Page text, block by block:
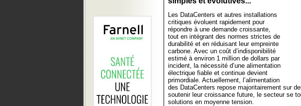
Les DataCenters et autres installations
critiques évoluent rapidement pour
répondre à une demande croissante,
tout en intégrant des normes strictes de
durabilité et en réduisant leur empreinte
carbone. Avec un coût d’indisponibilité
estimé à environ 1 million de dollars par
incident, la nécessité d’une alimentation
électrique fiable et continue devient
primordiale. Actuellement, l’alimentation
des DataCenters repose majoritairement sur
soutenir leur croissance future, le secteur se
solutions en moyenne tension.